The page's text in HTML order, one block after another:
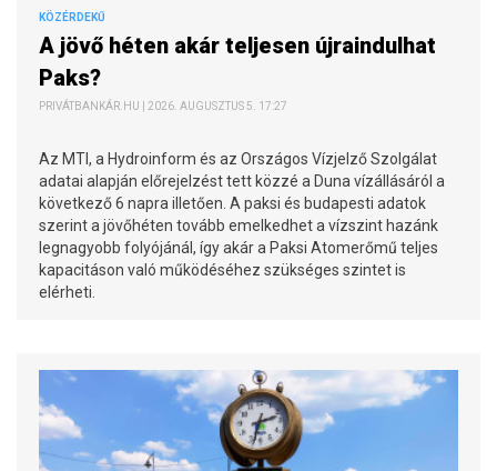
KÖZÉRDEKŰ
A jövő héten akár teljesen újraindulhat
Paks?
PRIVÁTBANKÁR.HU | 2026. AUGUSZTUS 5. 17:27
Az MTI, a Hydroinform és az Országos Vízjelző Szolgálat
adatai alapján előrejelzést tett közzé a Duna vízállásáról a
következő 6 napra illetően. A paksi és budapesti adatok
szerint a jövőhéten tovább emelkedhet a vízszint hazánk
legnagyobb folyójánál, így akár a Paksi Atomerőmű teljes
kapacitáson való működéséhez szükséges szintet is
elérheti.